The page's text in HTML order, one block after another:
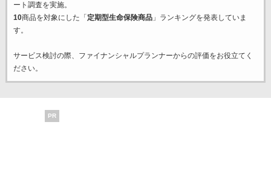
ート調査を実施。
10商品を対象にした「 定期型生命保険商品」ランキングを発表していま
す。
サービス検討の際、ファイナンシャルプランナーからの評価をお役立てく
ださい。
PR